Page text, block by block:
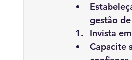
gestão
Invista
Capacite